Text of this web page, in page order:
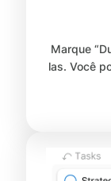
Marque
las. Você